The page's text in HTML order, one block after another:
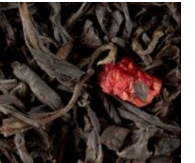
Plage
de
prix :
6,00 €
à
12,00 €